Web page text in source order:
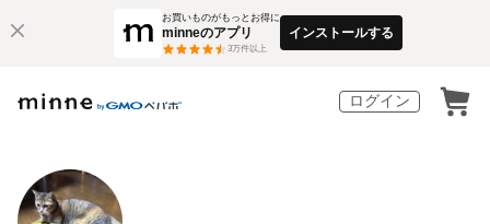
お買いものがもっとお得に
minneのアプリ
3万件以上
インストールする
ログイン